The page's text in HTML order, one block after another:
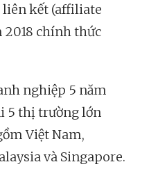
liên kết (affiliate
chính thức
nghiệp 5 năm
5 thị trường lớn
Việt Nam,
và Singapore.